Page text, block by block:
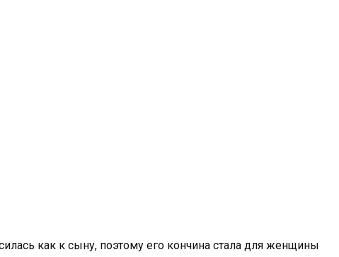
как к сыну, поэтому его кончина стала для женщины